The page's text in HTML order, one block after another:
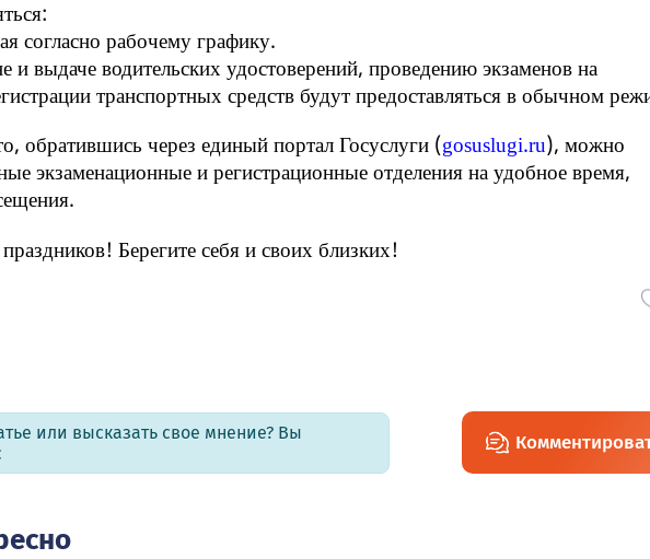
согласно рабочему графику.
и выдаче водительских удостоверений, проведению экзаменов на
транспортных средств будут предоставляться в обычном
обратившись через единый портал Госуслуги (gosuslugi.ru), можно
экзаменационные и регистрационные отделения на удобное время,
Берегите себя и своих близких!
или высказать свое мнение? Вы